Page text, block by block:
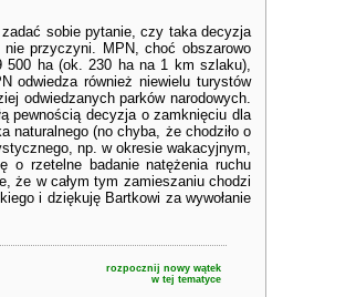
sobie pytanie, czy taka decyzja
przyczyni. MPN, choć obszarowo
500 ha (ok. 230 ha na 1 km szlaku),
odwiedza również niewielu turystów
odwiedzanych parków narodowych.
pewnością decyzja o zamknięciu dla
naturalnego (no chyba, że chodziło o
np. w okresie wakacyjnym,
o rzetelne badanie natężenia ruchu
że w całym tym zamieszaniu chodzi
i dziękuję Bartkowi za wywołanie
rozpocznij nowy wątek
w tej tematyce